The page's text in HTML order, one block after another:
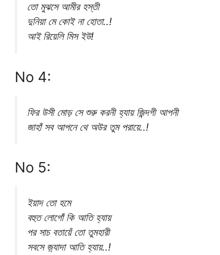
তো মুঝসে আমীর হস্তী
দুনিয়া মে কোই না হোতা..!
আই রিয়েলি মিস ইউ!
No 4:
ফির উসী মোড় সে শুরু করনী হ্যায় জ়িন্দগী আপনী
জাহাঁ সব আপনে থে অউর তুম পরায়ে..!
No 5:
ইয়াদ তো হমে
বহুত লোগোঁ কি আতি হ্যায়
পর সাচ বতায়েঁ তো তুমহারী
সবসে জ়্যাদা আতি হ্যায়..!